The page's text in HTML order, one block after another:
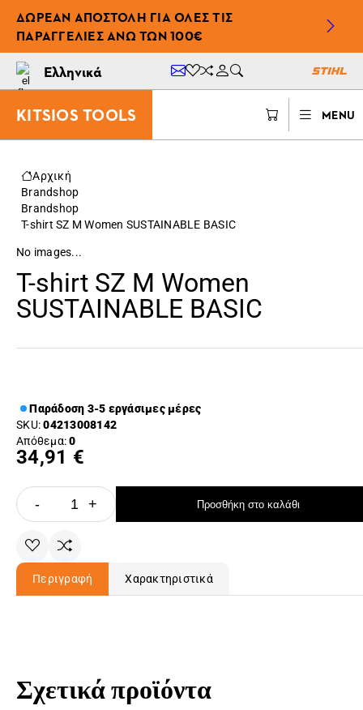
ΔΩΡΕΆΝ ΑΠΟΣΤΟΛΉ ΓΙΑ ΌΛΕΣ ΤΙΣ
ΠΑΡΑΓΓΕΛΊΕΣ ΆΝΩ ΤΩΝ 100€
Ελληνικά
KITSIOS TOOLS MENU
Αρχική
Brandshop
Brandshop
T-shirt SZ M Women SUSTAINABLE BASIC
No images...
T-shirt SZ M Women
SUSTAINABLE BASIC
Παράδοση 3-5 εργάσιμες μέρες
SKU:04213008142
Απόθεμα:0
34,91 €
- + Προσθήκη στο καλάθι
Περιγραφή Χαρακτηριστικά
Σχετικά προϊόντα